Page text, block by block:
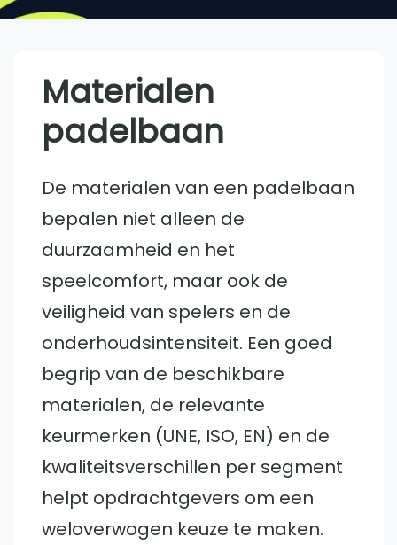
Materialen
padelbaan
De materialen van een padelbaan
bepalen niet alleen de
duurzaamheid en het
speelcomfort, maar ook de
veiligheid van spelers en de
onderhoudsintensiteit. Een goed
begrip van de beschikbare
materialen, de relevante
keurmerken (UNE, ISO, EN) en de
kwaliteitsverschillen per segment
helpt opdrachtgevers om een
weloverwogen keuze te maken.